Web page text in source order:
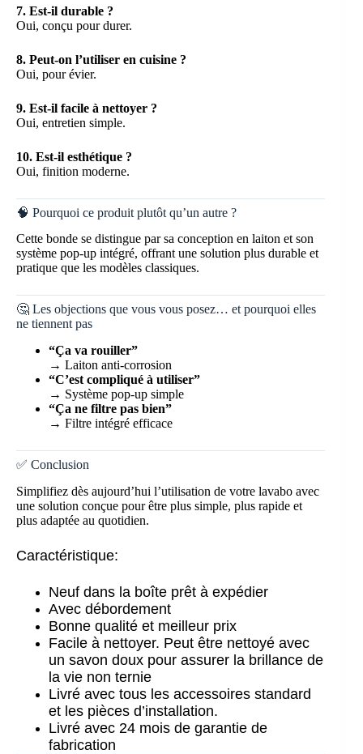
7. Est-il durable ?
Oui, conçu pour durer.
8. Peut-on l’utiliser en cuisine ?
Oui, pour évier.
9. Est-il facile à nettoyer ?
Oui, entretien simple.
10. Est-il esthétique ?
Oui, finition moderne.
🧠 Pourquoi ce produit plutôt qu’un autre ?
Cette bonde se distingue par sa conception en laiton et son
système pop-up intégré, offrant une solution plus durable et
pratique que les modèles classiques.
🤔 Les objections que vous vous posez… et pourquoi elles
ne tiennent pas
“Ça va rouiller”
→ Laiton anti-corrosion
“C’est compliqué à utiliser”
→ Système pop-up simple
“Ça ne filtre pas bien”
→ Filtre intégré efficace
✅ Conclusion
Simplifiez dès aujourd’hui l’utilisation de votre lavabo avec
une solution conçue pour être plus simple, plus rapide et
plus adaptée au quotidien.
Caractéristique:
Neuf dans la boîte prêt à expédier
Avec débordement
Bonne qualité et meilleur prix
Facile à nettoyer. Peut être nettoyé avec
un savon doux pour assurer la brillance de
la vie non ternie
Livré avec tous les accessoires standard
et les pièces d’installation.
Livré avec 24 mois de garantie de
fabrication